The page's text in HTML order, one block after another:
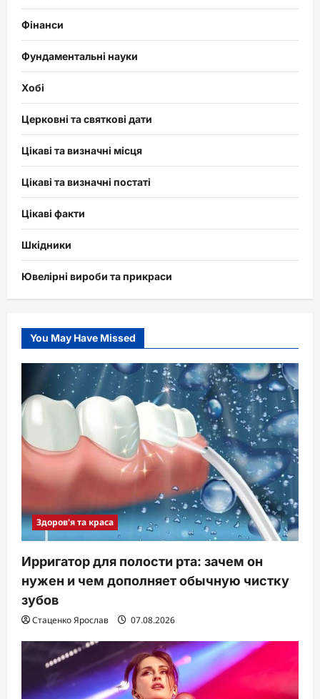
Фінанси
Фундаментальні науки
Хобі
Церковні та святкові дати
Цікаві та визначні місця
Цікаві та визначні постаті
Цікаві факти
Шкідники
Ювелірні вироби та прикраси
You May Have Missed
Здоров'я та краса
Ирригатор для полости рта: зачем он
нужен и чем дополняет обычную чистку
зубов
Стаценко Ярослав 07.08.2026